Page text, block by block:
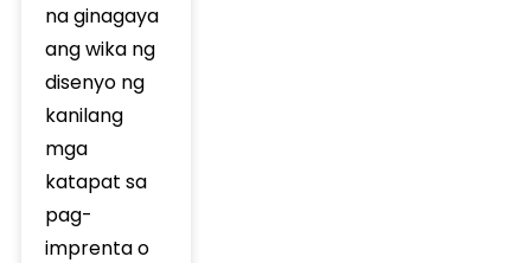
na ginagaya
ang wika ng
disenyo ng
kanilang
mga
katapat sa
pag-
imprenta o